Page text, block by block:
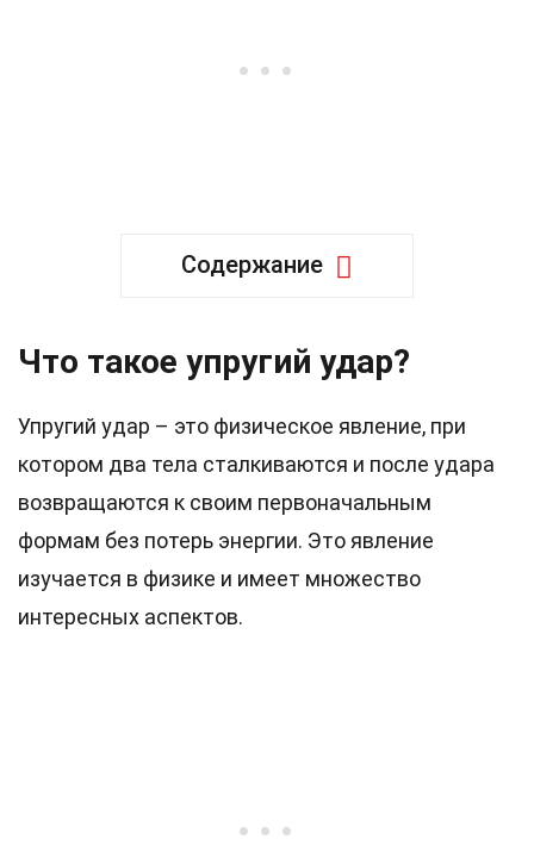
Содержание
Что такое упругий удар?
Упругий удар – это физическое явление, при
котором два тела сталкиваются и после удара
возвращаются к своим первоначальным
формам без потерь энергии. Это явление
изучается в физике и имеет множество
интересных аспектов.